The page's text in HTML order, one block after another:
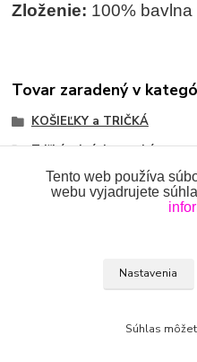
Zloženie: 100% bavlna
Tovar zaradený v
KOŠIEĽKY a TRIČKÁ
Tričká s krátkym rukávom
Ing.Miroslava Dvorščáková,
Tento web používa
webu vyjadrujete
Nastavenia
Súhlas